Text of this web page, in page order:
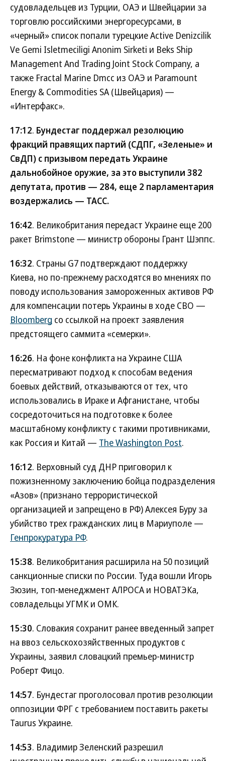
судовладельцев из Турции, ОАЭ и Швейцарии за
торговлю российскими энергоресурсами, в
«черный» список попали турецкие Active Denizcilik
Ve Gemi Isletmeciligi Anonim Sirketi и Beks Ship
Management And Trading Joint Stock Company, а
также Fractal Marine Dmcc из ОАЭ и Paramount
Energy & Commodities SA (Швейцария) —
«Интерфакс».
17:12. Бундестаг поддержал резолюцию
фракций правящих партий (СДПГ, «Зеленые» и
СвДП) с призывом передать Украине
дальнобойное оружие, за это выступили 382
депутата, против — 284, еще 2 парламентария
воздержались — ТАСС.
16:42. Великобритания передаст Украине еще 200
ракет Brimstone — министр обороны Грант Шэппс.
16:32. Страны G7 подтверждают поддержку
Киева, но по-прежнему расходятся во мнениях по
поводу использования замороженных активов РФ
для компенсации потерь Украины в ходе СВО —
Bloomberg со ссылкой на проект заявления
предстоящего саммита «семерки».
16:26. На фоне конфликта на Украине США
пересматривают подход к способам ведения
боевых действий, отказываются от тех, что
использовались в Ираке и Афганистане, чтобы
сосредоточиться на подготовке к более
масштабному конфликту с такими противниками,
как Россия и Китай — The Washington Post.
16:12. Верховный суд ДНР приговорил к
пожизненному заключению бойца подразделения
«Азов» (признано террористической
организацией и запрещено в РФ) Алексея Буру за
убийство трех гражданских лиц в Мариуполе —
Генпрокуратура РФ.
15:38. Великобритания расширила на 50 позиций
санкционные списки по России. Туда вошли Игорь
Зюзин, топ-менеджмент АЛРОСА и НОВАТЭКа,
совладельцы УГМК и ОМК.
15:30. Словакия сохранит ранее введенный запрет
на ввоз сельскохозяйственных продуктов с
Украины, заявил словацкий премьер-министр
Роберт Фицо.
14:57. Бундестаг проголосовал против резолюции
оппозиции ФРГ с требованием поставить ракеты
Taurus Украине.
14:53. Владимир Зеленский разрешил